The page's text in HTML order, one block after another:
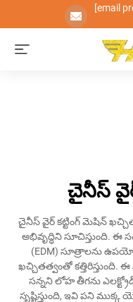
[email
చైనీస్
చైనీస్ వైర్ కట్టింగ్ మెషిన్
అభివృద్ధిని సూచిస్తుంది. ఈ
(EDM) సూత్రాలను
ఖచ్చితత్వంతో
సన్నని లోహ తీగను
సృష్టిస్తుంది, ఇవి పని